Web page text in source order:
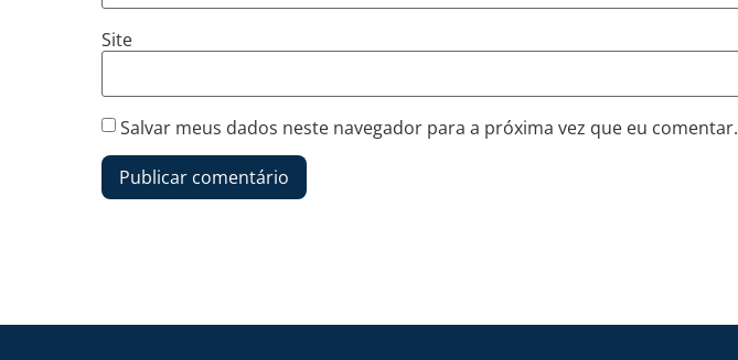
Site
Salvar meus dados neste navegador para a próxima vez que eu comentar.